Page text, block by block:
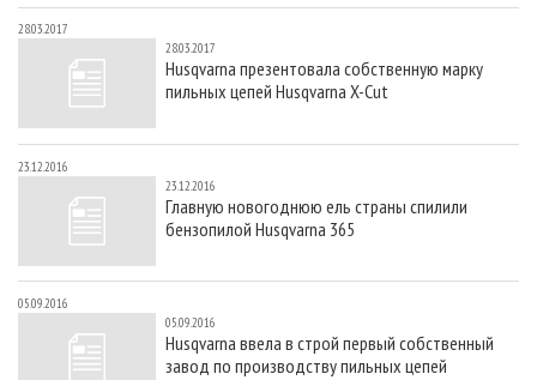
28.03.2017
28.03.2017
Husqvarna презентовала собственную марку
пильных цепей Husqvarna X-Cut
23.12.2016
23.12.2016
Главную новогоднюю ель страны спилили
бензопилой Husqvarna 365
05.09.2016
05.09.2016
Husqvarna ввела в строй первый собственный
завод по производству пильных цепей